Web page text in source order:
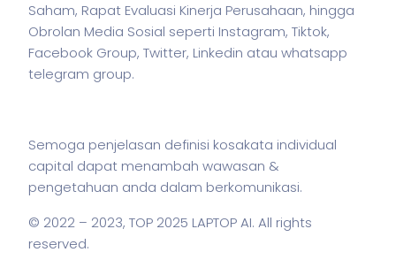
Saham, Rapat Evaluasi Kinerja Perusahaan, hingga
Obrolan Media Sosial seperti Instagram, Tiktok,
Facebook Group, Twitter, Linkedin atau whatsapp
telegram group.
Semoga penjelasan definisi kosakata individual
capital dapat menambah wawasan &
pengetahuan anda dalam berkomunikasi.
© 2022 – 2023, TOP 2025 LAPTOP AI. All rights
reserved.